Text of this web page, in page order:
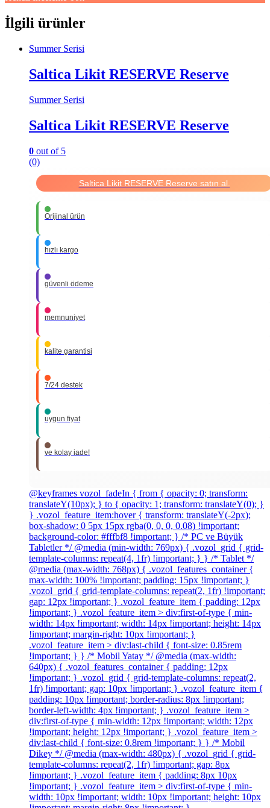
İlgili ürünler
Summer Serisi
Saltica Likit RESERVE Reserve
Summer Serisi
Saltica Likit RESERVE Reserve
0 out of 5
(0)
Saltica Likit RESERVE Reserve satın al.
Orijinal ürün
hızlı kargo
güvenli ödeme
memnuniyet
kalite garantisi
7/24 destek
uygun fiyat
ve kolay iade!
@keyframes vozol_fadeIn { from { opacity: 0; transform:
translateY(10px); } to { opacity: 1; transform: translateY(0); }
} .vozol_feature_item:hover { transform: translateY(-2px);
box-shadow: 0 5px 15px rgba(0, 0, 0, 0.08) !important;
background-color: #fffbf8 !important; } /* PC ve Büyük
Tabletler */ @media (min-width: 769px) { .vozol_grid { grid-
template-columns: repeat(4, 1fr) !important; } } /* Tablet */
@media (max-width: 768px) { .vozol_features_container {
max-width: 100% !important; padding: 15px !important; }
.vozol_grid { grid-template-columns: repeat(2, 1fr) !important;
gap: 12px !important; } .vozol_feature_item { padding: 12px
!important; } .vozol_feature_item > div:first-of-type { min-
width: 14px !important; width: 14px !important; height: 14px
!important; margin-right: 10px !important; }
.vozol_feature_item > div:last-child { font-size: 0.85rem
!important; } } /* Mobil Yatay */ @media (max-width:
640px) { .vozol_features_container { padding: 12px
!important; } .vozol_grid { grid-template-columns: repeat(2,
1fr) !important; gap: 10px !important; } .vozol_feature_item {
padding: 10px !important; border-radius: 8px !important;
border-left-width: 4px !important; } .vozol_feature_item >
div:first-of-type { min-width: 12px !important; width: 12px
!important; height: 12px !important; } .vozol_feature_item >
div:last-child { font-size: 0.8rem !important; } } /* Mobil
Dikey */ @media (max-width: 480px) { .vozol_grid { grid-
template-columns: repeat(2, 1fr) !important; gap: 8px
!important; } .vozol_feature_item { padding: 8px 10px
!important; } .vozol_feature_item > div:first-of-type { min-
width: 10px !important; width: 10px !important; height: 10px